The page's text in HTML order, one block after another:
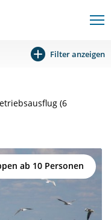
Filter anzeigen
(6
ab 10 Personen